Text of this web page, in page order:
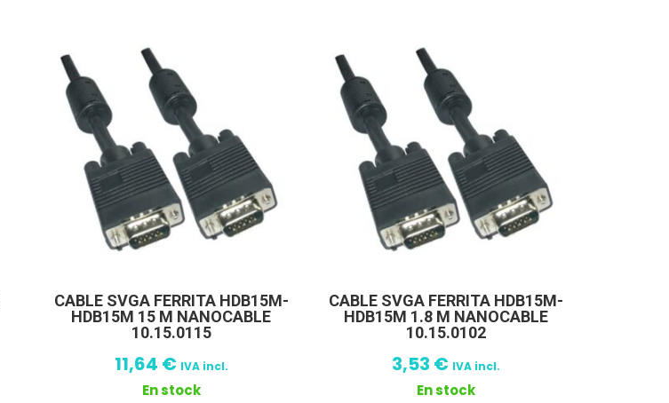
CABLE SVGA FERRITA HDB15M-
HDB15M 15 M NANOCABLE
10.15.0115
11,64 € IVA incl.
En stock
CABLE SVGA FERRITA HDB15M-
HDB15M 1.8 M NANOCABLE
10.15.0102
3,53 € IVA incl.
En stock